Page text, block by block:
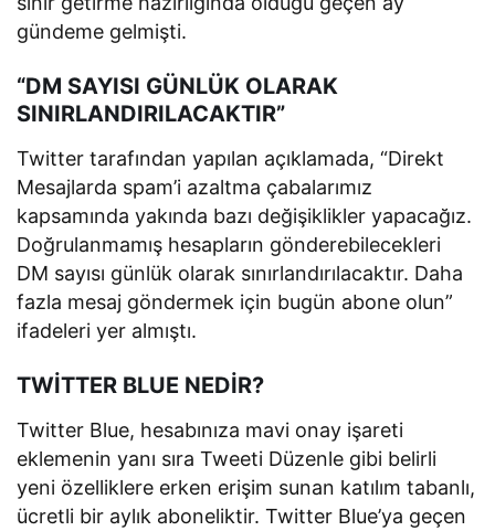
gündeme gelmişti.
“DM SAYISI GÜNLÜK OLARAK
SINIRLANDIRILACAKTIR”
Twitter tarafından yapılan açıklamada, “Direkt
Mesajlarda spam’i azaltma çabalarımız
kapsamında yakında bazı değişiklikler yapacağız.
Doğrulanmamış hesapların gönderebilecekleri
DM sayısı günlük olarak sınırlandırılacaktır. Daha
fazla mesaj göndermek için bugün abone olun”
ifadeleri yer almıştı.
TWİTTER BLUE NEDİR?
Twitter Blue, hesabınıza mavi onay işareti
eklemenin yanı sıra Tweeti Düzenle gibi belirli
yeni özelliklere erken erişim sunan katılım tabanlı,
ücretli bir aylık aboneliktir. Twitter Blue’ya geçen